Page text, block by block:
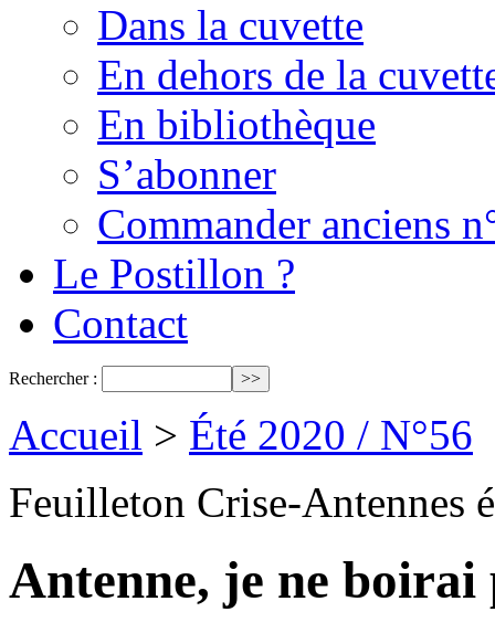
Dans la cuvette
En dehors de la
En bibliothèque
S’abonner
Commander anciens
Le Postillon ?
Contact
Rechercher :
Accueil > Été 2020 / N°56
Feuilleton Crise-Antennes
Antenne, je ne boirai